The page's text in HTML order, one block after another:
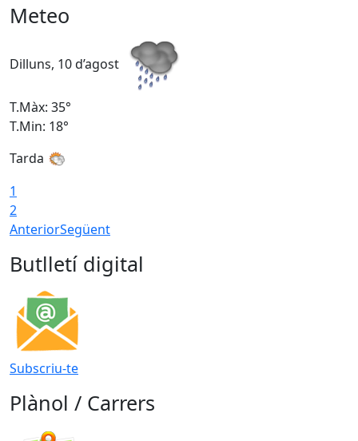
Meteo
Dilluns, 10 d’agost
T.Màx: 35°
T.Min: 18°
Tarda
1
2
AnteriorSegüent
Butlletí digital
Subscriu-te
Plànol / Carrers